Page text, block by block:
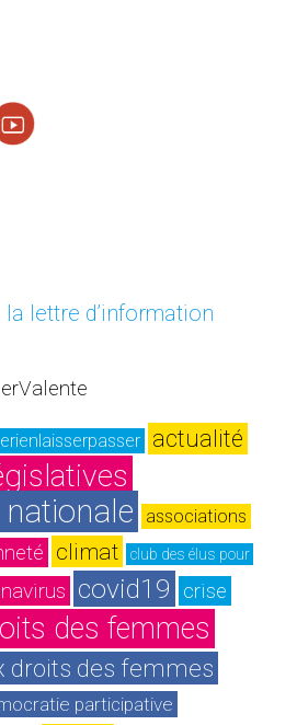
lettre d’information
actualité
associations
climat club des élus pour
covid19 crise
des femmes
droits des femmes
participative